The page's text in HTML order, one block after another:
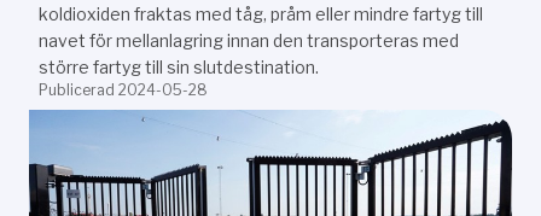
koldioxiden fraktas med tåg, pråm eller mindre fartyg till
navet för mellanlagring innan den transporteras med
större fartyg till sin slutdestination.
Publicerad 2024-05-28